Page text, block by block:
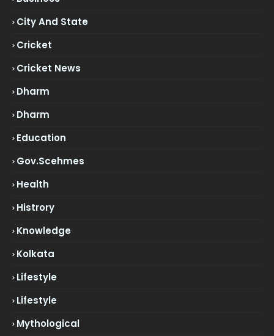
City And State
Cricket
Cricket News
Dharm
Dharm
Education
Gov.scehmes
Health
Histrory
Knowledge
Kolkata
Lifestyle
Lifestyle
Mythological